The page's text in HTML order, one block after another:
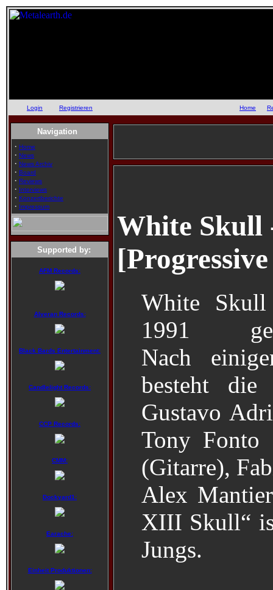
Login Registrieren Home
Navigation
· Home
· News
· News Archiv
· Board
· Reviews
· Interviews
· Konzertberichte
· Impressum
Supported by:
AFM Records:
Alveran Records:
Black Bards Entertainment:
Candlelight Records:
CCP Records:
CMM:
Dockyard1:
Earache:
Einheit Produktionen:
White
White Skull
1991
Nach
besteht
Gustavo
Tony Fonto
(Gitarre),
Alex
XIII Skull“
Jungs.